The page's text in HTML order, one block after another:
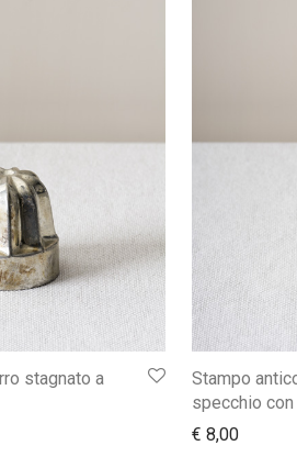
stagnato a
Stampo
specchio
€ 8,00